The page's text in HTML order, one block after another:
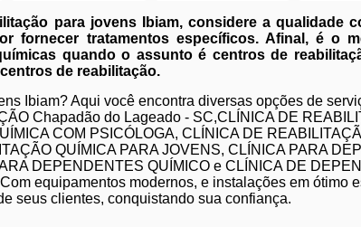
para jovens Ibiam, considere a qualidade
fornecer tratamentos específicos. Afinal, é o
quando o assunto é centros de
de reabilitação.
Ibiam? Aqui você encontra diversas opções de
Chapadão do Lageado - SC,CLÍNICA DE
COM PSICÓLOGA, CLÍNICA DE
QUÍMICA PARA JOVENS, CLÍNICA PARA
DEPENDENTES QUÍMICO e CLÍNICA DE
equipamentos modernos, e instalações em ótimo
seus clientes, conquistando sua confiança.